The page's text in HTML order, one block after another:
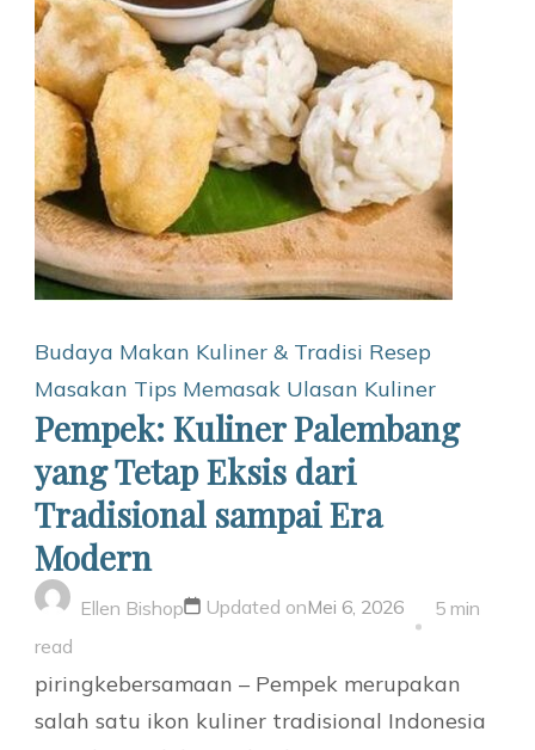
Budaya Makan Kuliner & Tradisi Resep
Masakan Tips Memasak Ulasan Kuliner
Pempek: Kuliner Palembang
yang Tetap Eksis dari
Tradisional sampai Era
Modern
Ellen Bishop Updated onMei 6, 2026
5 min
read
piringkebersamaan – Pempek merupakan
salah satu ikon kuliner tradisional Indonesia